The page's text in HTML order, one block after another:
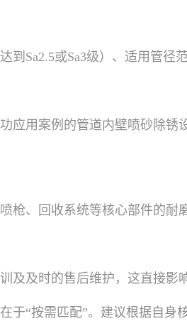
到Sa2.5或Sa3级）、适用管径
应用案例的管道内壁喷砂除
枪、回收系统等核心部件的耐
及及时的售后维护，这直接影
于“按需匹配”。建议根据自